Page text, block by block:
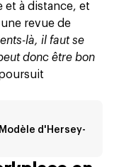
et à distance, et
revue de
là, il faut se
donc être bon
d'Hersey-